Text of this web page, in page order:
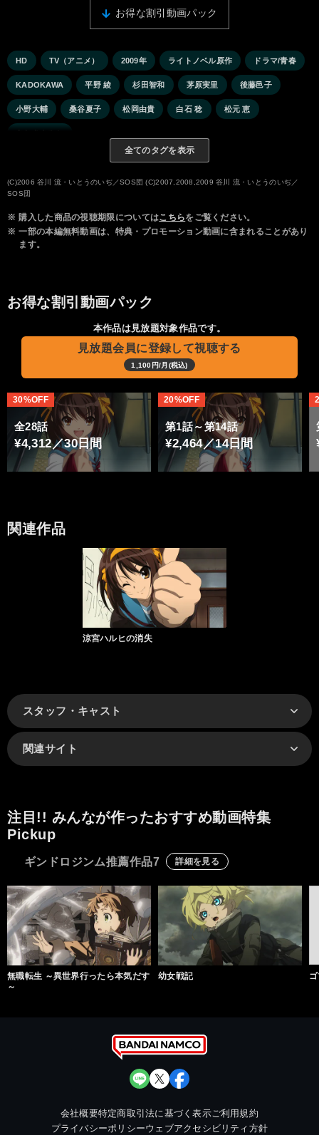
お得な割引動画パック
HD TV（アニメ） 2009年 ライトノベル原作 ドラマ/青春
KADOKAWA 平野 綾 杉田智和 茅原実里 後藤邑子
小野大輔 桑谷夏子 松岡由貴 白石 稔 松元 恵
全てのタグを表示
(C)2006 谷川 流・いとうのいぢ／SOS団 (C)2007,2008,2009 谷川 流・いとうのいぢ／
SOS団
※ 購入した商品の視聴期限についてはこちらをご覧ください。
※ 一部の本編無料動画は、特典・プロモーション動画に含まれることがあり
ます。
お得な割引動画パック
本作品は見放題対象作品です。
見放題会員に登録して視聴する
1,100円/月(税込)
全28話
¥4,312／30日間
30%OFF
第1話～第14話
¥2,464／14日間
20%OFF
関連作品
涼宮ハルヒの消失
スタッフ・キャスト
関連サイト
注目!! みんなが作ったおすすめ動画特集
Pickup
ギンドロジンム推薦作品7 詳細を見る
無職転生 ～異世界行ったら本気だす
～
幼女戦記
会社概要特定商取引法に基づく表示ご利用規約
プライバシーポリシーウェブアクセシビリティ方針